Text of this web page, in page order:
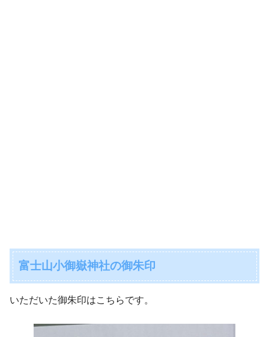
富士山小御嶽神社の御朱印
いただいた御朱印はこちらです。